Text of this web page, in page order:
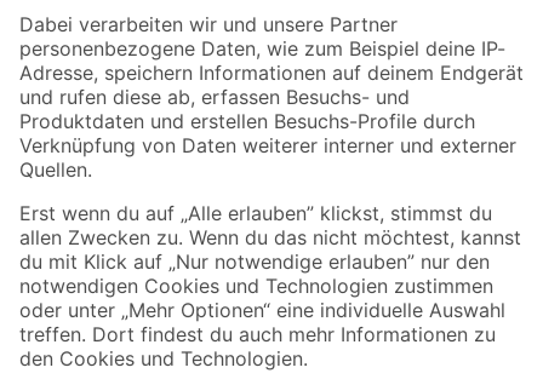
Zahlungsarten Versandarten
Sicher einkaufen
Jetzt die toom-App herunterladen